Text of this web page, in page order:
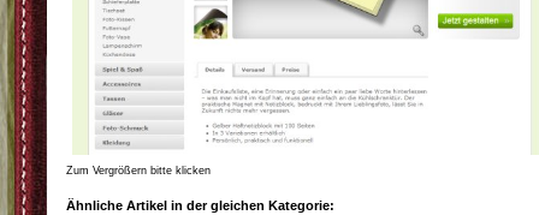
Zum Vergrößern bitte klicken
Ähnliche Artikel in der gleichen Kategorie: